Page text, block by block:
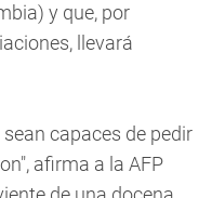
y que, por
llevará
capaces de pedir
afirma a la AFP